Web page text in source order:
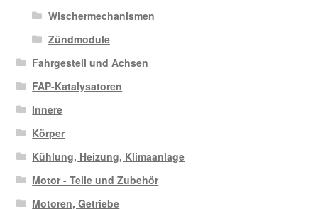
Wischermechanismen
Zündmodule
Fahrgestell und Achsen
FAP-Katalysatoren
Innere
Körper
Kühlung, Heizung, Klimaanlage
Motor - Teile und Zubehör
Motoren, Getriebe